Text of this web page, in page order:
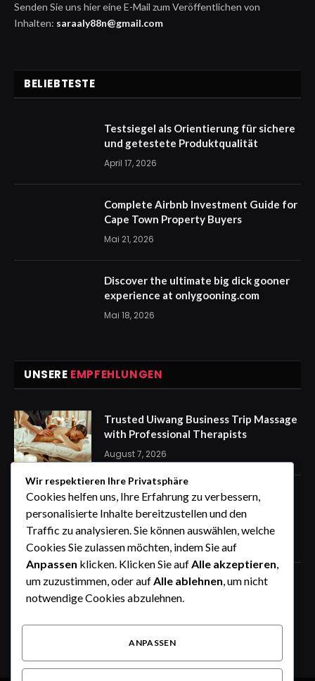
Senden Sie uns hier eine E-Mail zum Veröffentlichen von
Inhalten: saraaly88n@gmail.com
BELIEBTESTE
Testsiegel als Orientierung für sichere
und getestete Produktqualität
April 17, 2026
Complete Airbnb Investment Guide for
Cape Town Property Buyers
Mai 21, 2026
Discover the ultimate big dick gooner
experience at onlygooning.com
Mai 18, 2026
UNSERE EMPFEHLUNGEN
Trusted Uiwang Business Trip Massage
with Professional Therapists
August 7, 2026
express Kennzeichen für eine
stressfreie Auto Anmeldung von
zuhause
August 7, 2026
How the Wheel of Names Makes
Student Selection Fair, Fast, and
Wir respektieren Ihre Privatsphäre
Cookies helfen uns, Ihre Erfahrung zu verbessern,
personalisierte Inhalte bereitzustellen und den
Traffic zu analysieren. Sie können auswählen, welche
Cookies Sie zulassen möchten, indem Sie auf
Anpassen klicken. Klicken Sie aufAlle akzeptieren,
um zuzustimmen, oder aufAlle ablehnen, um nicht
notwendige Cookies abzulehnen.
ANPASSEN